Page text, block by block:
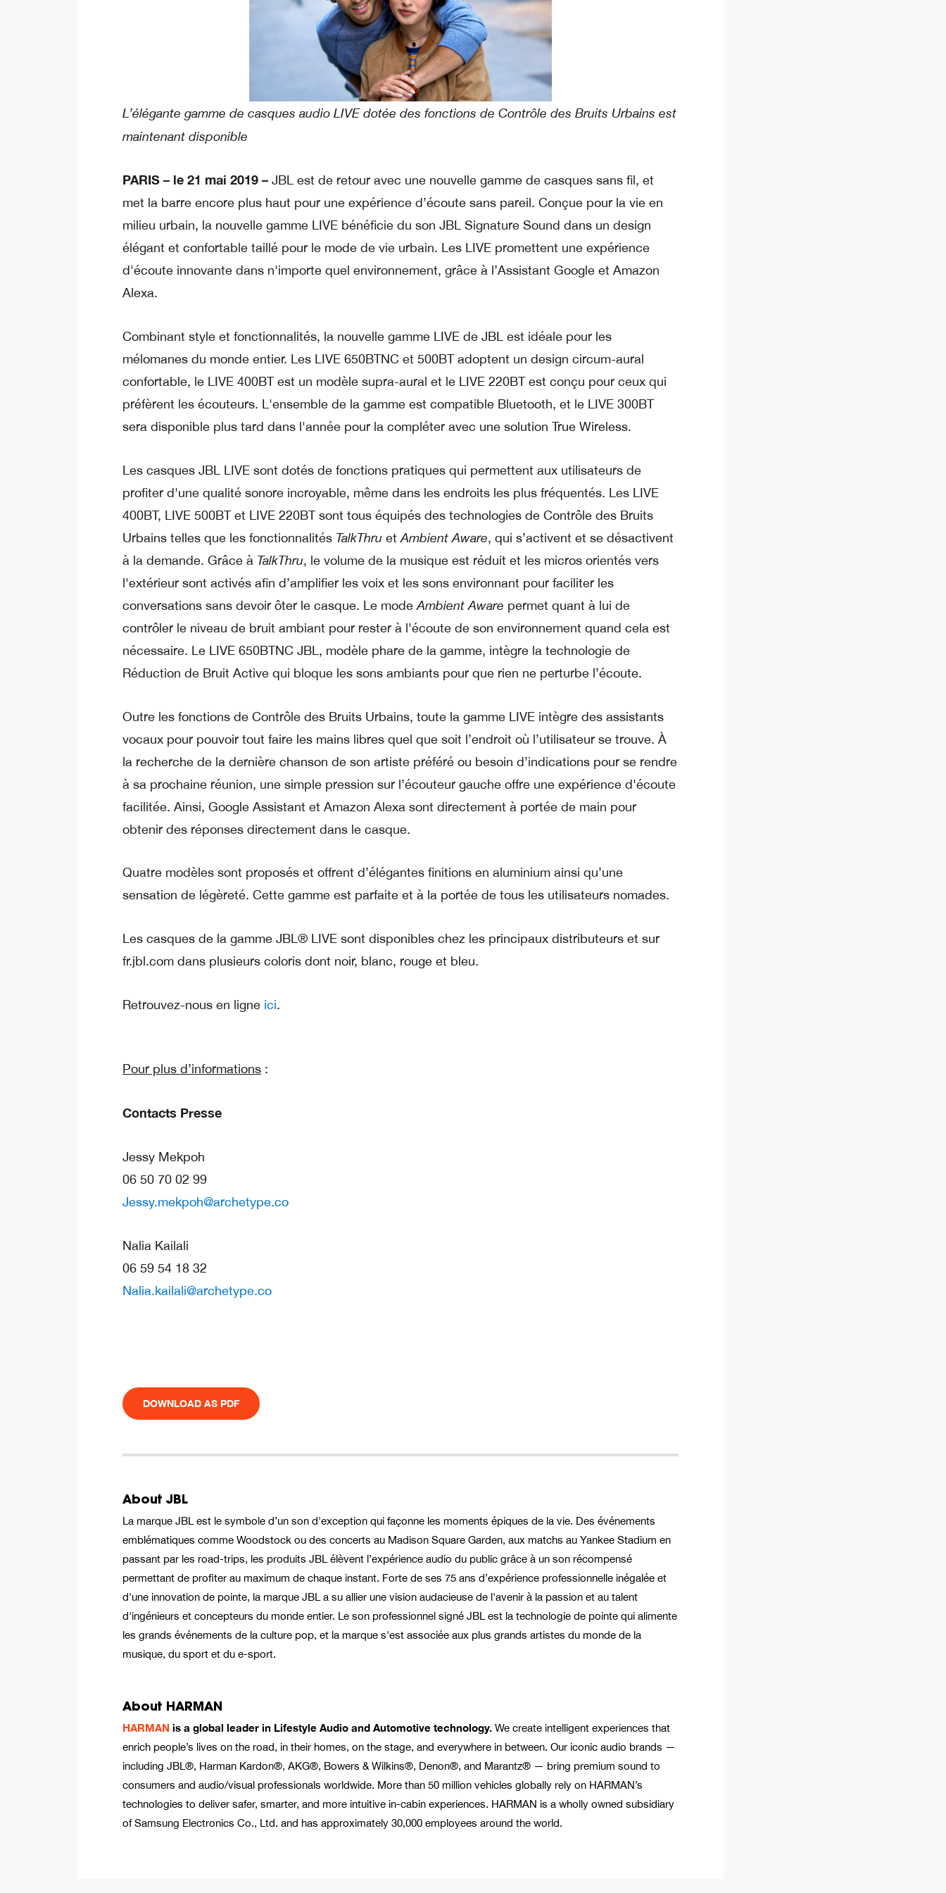
L’élégante gamme de casques audio LIVE dotée des fonctions de Contrôle des Bruits Urbains est
maintenant disponible
PARIS – le 21 mai 2019 – JBL est de retour avec une nouvelle gamme de casques sans fil, et
met la barre encore plus haut pour une expérience d’écoute sans pareil. Conçue pour la vie en
milieu urbain, la nouvelle gamme LIVE bénéficie du son JBL Signature Sound dans un design
élégant et confortable taillé pour le mode de vie urbain. Les LIVE promettent une expérience
d'écoute innovante dans n'importe quel environnement, grâce à l’Assistant Google et Amazon
Alexa.
Combinant style et fonctionnalités, la nouvelle gamme LIVE de JBL est idéale pour les
mélomanes du monde entier. Les LIVE 650BTNC et 500BT adoptent un design circum-aural
confortable, le LIVE 400BT est un modèle supra-aural et le LIVE 220BT est conçu pour ceux qui
préfèrent les écouteurs. L'ensemble de la gamme est compatible Bluetooth, et le LIVE 300BT
sera disponible plus tard dans l'année pour la compléter avec une solution True Wireless.
Les casques JBL LIVE sont dotés de fonctions pratiques qui permettent aux utilisateurs de
profiter d'une qualité sonore incroyable, même dans les endroits les plus fréquentés. Les LIVE
400BT, LIVE 500BT et LIVE 220BT sont tous équipés des technologies de Contrôle des Bruits
Urbains telles que les fonctionnalités TalkThru etAmbient Aware, qui s’activent et se désactivent
à la demande. Grâce à TalkThru, le volume de la musique est réduit et les micros orientés vers
l'extérieur sont activés afin d’amplifier les voix et les sons environnant pour faciliter les
conversations sans devoir ôter le casque. Le modeAmbient Aware permet quant à lui de
contrôler le niveau de bruit ambiant pour rester à l'écoute de son environnement quand cela est
nécessaire. Le LIVE 650BTNC JBL, modèle phare de la gamme, intègre la technologie de
Réduction de Bruit Active qui bloque les sons ambiants pour que rien ne perturbe l’écoute.
Outre les fonctions de Contrôle des Bruits Urbains, toute la gamme LIVE intègre des assistants
vocaux pour pouvoir tout faire les mains libres quel que soit l’endroit où l’utilisateur se trouve. À
la recherche de la dernière chanson de son artiste préféré ou besoin d’indications pour se rendre
à sa prochaine réunion, une simple pression sur l’écouteur gauche offre une expérience d'écoute
facilitée. Ainsi, Google Assistant et Amazon Alexa sont directement à portée de main pour
obtenir des réponses directement dans le casque.
Quatre modèles sont proposés et offrent d’élégantes finitions en aluminium ainsi qu’une
sensation de légèreté. Cette gamme est parfaite et à la portée de tous les utilisateurs nomades.
Les casques de la gamme JBL® LIVE sont disponibles chez les principaux distributeurs et sur
fr.jbl.com dans plusieurs coloris dont noir, blanc, rouge et bleu.
Retrouvez-nous en ligne ici.
Pour plus d’informations :
Contacts Presse
Jessy Mekpoh
06 50 70 02 99
Jessy.mekpoh@archetype.co
Nalia Kailali
06 59 54 18 32
Nalia.kailali@archetype.co
DOWNLOAD AS PDF
About JBL
La marque JBL est le symbole d’un son d'exception qui façonne les moments épiques de la vie. Des événements
emblématiques comme Woodstock ou des concerts au Madison Square Garden, aux matchs au Yankee Stadium en
passant par les road-trips, les produits JBL élèvent l’expérience audio du public grâce à un son récompensé
permettant de profiter au maximum de chaque instant. Forte de ses 75 ans d’expérience professionnelle inégalée et
d'une innovation de pointe, la marque JBL a su allier une vision audacieuse de l'avenir à la passion et au talent
d'ingénieurs et concepteurs du monde entier. Le son professionnel signé JBL est la technologie de pointe qui alimente
les grands événements de la culture pop, et la marque s'est associée aux plus grands artistes du monde de la
musique, du sport et du e-sport.
About HARMAN
HARMAN is a global leader in Lifestyle Audio and Automotive technology. We create intelligent experiences that
enrich people’s lives on the road, in their homes, on the stage, and everywhere in between. Our iconic audio brands —
including JBL®, Harman Kardon®, AKG®, Bowers & Wilkins®, Denon®, and Marantz® — bring premium sound to
consumers and audio/visual professionals worldwide. More than 50 million vehicles globally rely on HARMAN’s
technologies to deliver safer, smarter, and more intuitive in-cabin experiences. HARMAN is a wholly owned subsidiary
of Samsung Electronics Co., Ltd. and has approximately 30,000 employees around the world.